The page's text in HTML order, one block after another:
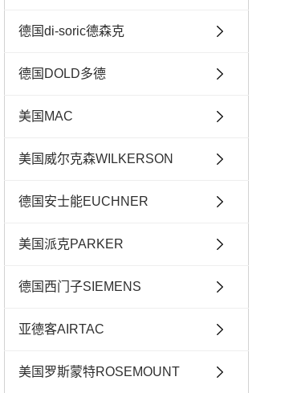
德国di-soric德森克
德国DOLD多德
美国MAC
美国威尔克森WILKERSON
德国安士能EUCHNER
美国派克PARKER
德国西门子SIEMENS
亚德客AIRTAC
美国罗斯蒙特ROSEMOUNT